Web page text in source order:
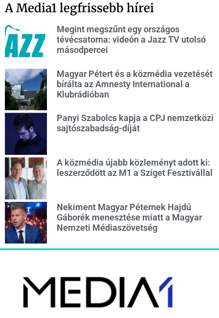
A Media1 legfrissebb hírei
Megint megszűnt egy országos
tévécsatorna: videón a Jazz TV utolsó
másodpercei
Magyar Pétert és a közmédia vezetését
bírálta az Amnesty International a
Klubrádióban
Panyi Szabolcs kapja a CPJ nemzetközi
sajtószabadság-díját
A közmédia újabb közleményt adott ki:
leszerződött az M1 a Sziget Fesztivállal
Nekiment Magyar Péternek Hajdú
Gáborék menesztése miatt a Magyar
Nemzeti Médiaszövetség